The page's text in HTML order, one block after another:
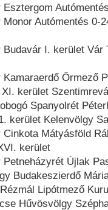
Autómentés 0-
I. kerület
Őrmező
kerület
Spanyolrét
kerület Kelenvölgy
Mátyásföld
kerület
Újlak
Budakeszierdő
Lipótmező
Hűvösvölgy